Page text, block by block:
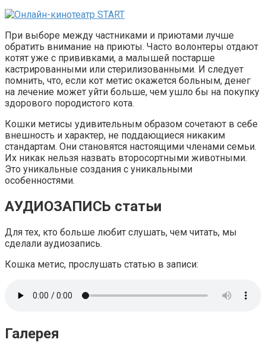
При выборе между частниками и приютами лучше
обратить внимание на приюты. Часто волонтеры отдают
котят уже с прививками, а малышей постарше
кастрированными или стерилизованными. И следует
помнить, что, если кот метис окажется больным, денег
на лечение может уйти больше, чем ушло бы на покупку
здорового породистого кота.
Кошки метисы удивительным образом сочетают в себе
внешность и характер, не поддающиеся никаким
стандартам. Они становятся настоящими членами семьи.
Их никак нельзя назвать второсортными животными.
Это уникальные создания с уникальными
особенностями.
АУДИОЗАПИСЬ статьи
Для тех, кто больше любит слушать, чем читать, мы
сделали аудиозапись.
Кошка метис, прослушать статью в записи:
Галерея